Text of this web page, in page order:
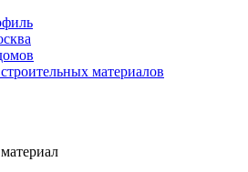
материалов